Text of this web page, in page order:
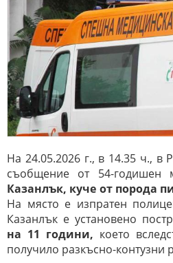
На 24.05.2026 г., в 14.35 ч., в
съобщение от 54-годишен
Казанлък, куче от порода
На място е изпратен
Казанлък е установено
на 11 години, което
получило разкъсно-контузни